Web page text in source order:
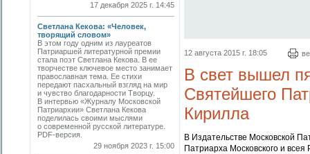
17 декабря 2025 г. 14:45
Светлана Кекова: «Человек,
творящий словом»
В этом году одним из лауреатов
Патриаршей литературной премии
стала поэт Светлана Кекова. В ее
творчестве ключевое место занимает
православная тема. Ее стихи
передают пасхальный взгляд на мир
и чувство благодарности Творцу.
В интервью «Журналу Московской
Патриархии» Светлана Кекова
поделилась своими мыслями
о современной русской литературе.
PDF-версия.
29 ноября 2023 г. 15:00
12 августа 2015 г. 18:05
В свет вышел
Святейшего
Кирилла
В Издательстве Московской
Патриарха Московского и